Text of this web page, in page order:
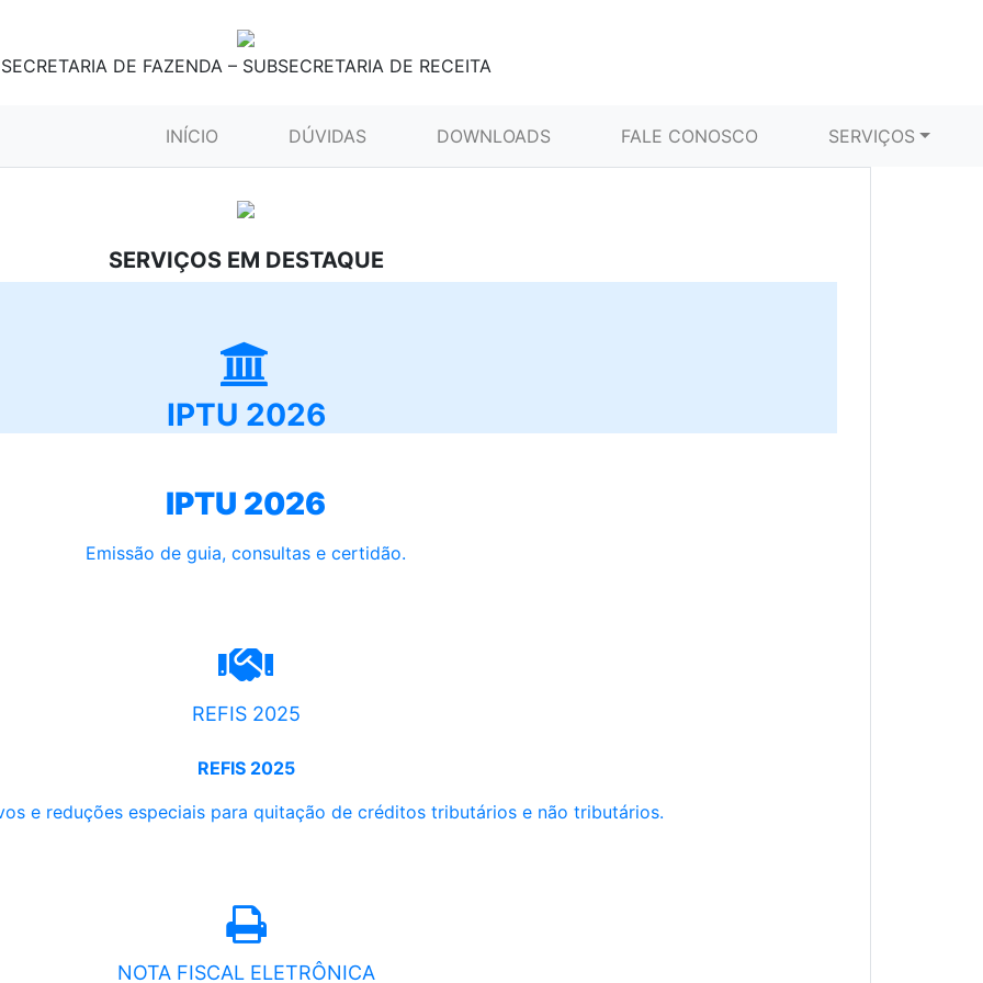
SECRETARIA DE FAZENDA – SUBSECRETARIA DE RECEITA
INÍCIO (CURRENT)DÚVIDAS DOWNLOADS FALE CONOSCO SERVIÇOS
SERVIÇOS EM DESTAQUE
IPTU 2026
IPTU 2026
Emissão de guia, consultas e certidão.
REFIS 2025
REFIS 2025
e reduções especiais para quitação de créditos tributários e não tributários.
NOTA FISCAL ELETRÔNICA